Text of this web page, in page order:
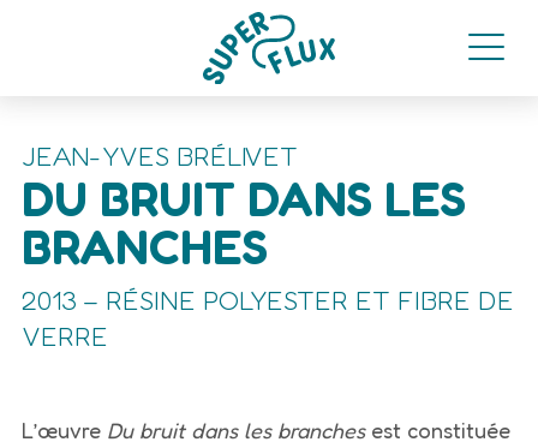
JEAN-YVES BRÉLIVET
DU BRUIT DANS LES
BRANCHES
2013 – RÉSINE POLYESTER ET FIBRE DE
VERRE
L’œuvre Du bruit dans les branchesest constituée